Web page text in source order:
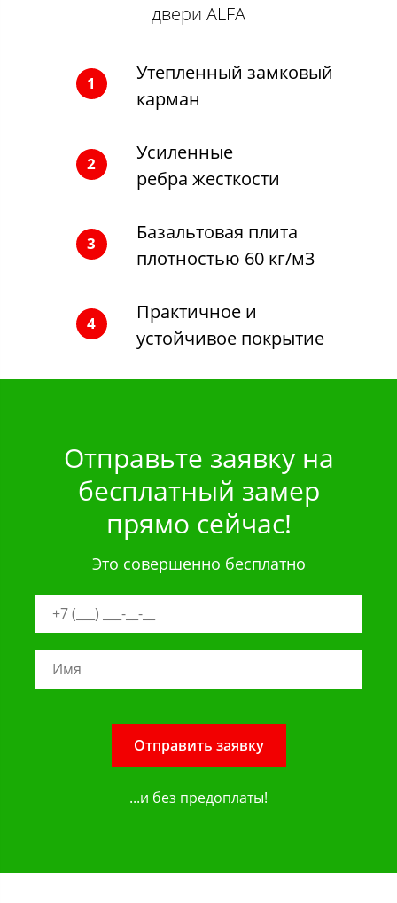
двери ALFA
1
2
3
4
Утепленный замковый
карман
Усиленные
ребра жесткости
Базальтовая плита
плотностью 60 кг/м3
Практичное и
устойчивое покрытие
Отправьте заявку на
бесплатный замер
прямо сейчас!
Это совершенно бесплатно
Отправить заявку
...и без предоплаты!